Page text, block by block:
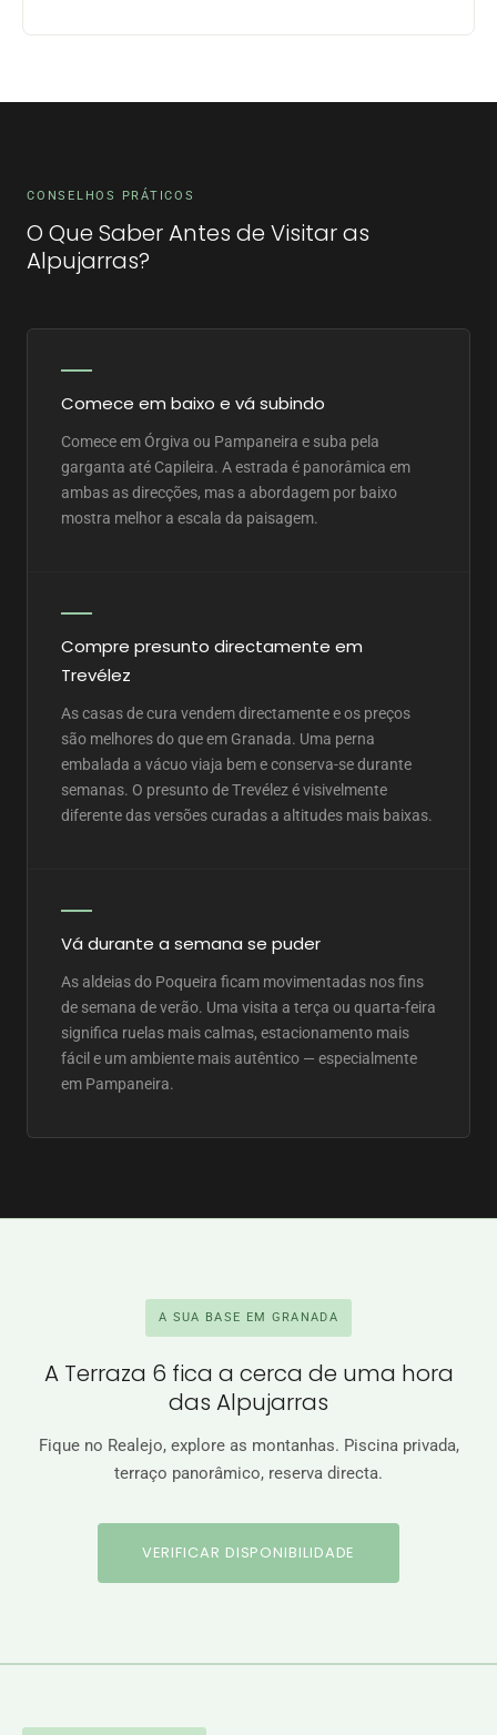
CONSELHOS PRÁTICOS
O Que Saber Antes de Visitar as
Alpujarras?
Comece em baixo e vá subindo
Comece em Órgiva ou Pampaneira e suba pela
garganta até Capileira. A estrada é panorâmica em
ambas as direcções, mas a abordagem por baixo
mostra melhor a escala da paisagem.
Compre presunto directamente em
Trevélez
As casas de cura vendem directamente e os preços
são melhores do que em Granada. Uma perna
embalada a vácuo viaja bem e conserva-se durante
semanas. O presunto de Trevélez é visivelmente
diferente das versões curadas a altitudes mais baixas.
Vá durante a semana se puder
As aldeias do Poqueira ficam movimentadas nos fins
de semana de verão. Uma visita a terça ou quarta-feira
significa ruelas mais calmas, estacionamento mais
fácil e um ambiente mais autêntico — especialmente
em Pampaneira.
A SUA BASE EM GRANADA
A Terraza 6 fica a cerca de uma hora
das Alpujarras
Fique no Realejo, explore as montanhas. Piscina privada,
terraço panorâmico, reserva directa.
VERIFICAR DISPONIBILIDADE